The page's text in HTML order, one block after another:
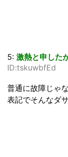
5: 激熱と申した
ID:tskuwbfEd
普通に故障じゃ
表記でそんなダ